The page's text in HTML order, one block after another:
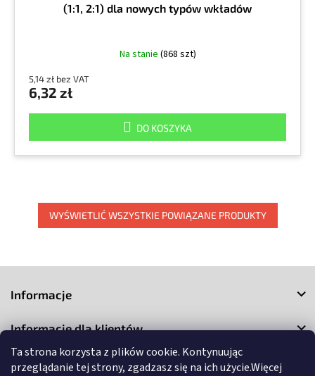
Ta strona korzysta z plików cookie. Kontynuując
przeglądanie tej strony, zgadzasz się na ich użycie.Więcej
(1:1, 2:1) dla nowych typów wkładów
Na stanie (868 szt)
5,14 zł bez VAT
6,32 zł
DO KOSZYKA
WYŚWIETLIĆ WSZYSTKIE POWIĄZANE PRODUKTY
k
Informacje
Informacje dla klientów
Kontakt